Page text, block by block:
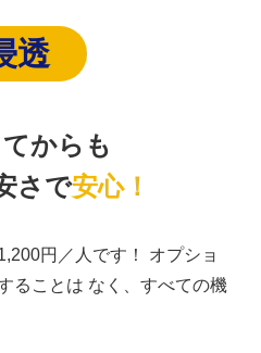
透
からも
さで安心！
円／人です！ オプショ
ることは なく、すべての機